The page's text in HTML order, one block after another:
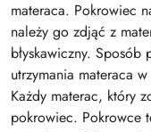
materaca. Pokrowiec
należy go zdjąć z
błyskawiczny.
utrzymania materaca
Każdy materac, który
pokrowiec. Pokrowce